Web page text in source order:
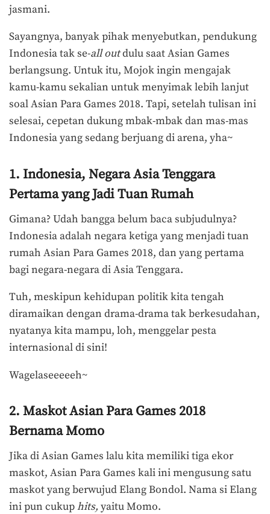
jasmani.
Sayangnya, banyak pihak menyebutkan, pendukung
Indonesia tak se-all outdulu saat Asian Games
berlangsung. Untuk itu, Mojok ingin mengajak
kamu-kamu sekalian untuk menyimak lebih lanjut
soal Asian Para Games 2018. Tapi, setelah tulisan ini
selesai, cepetan dukung mbak-mbak dan mas-mas
Indonesia yang sedang berjuang di arena, yha~
1. Indonesia, Negara Asia Tenggara
Pertama yang Jadi Tuan Rumah
Gimana? Udah bangga belum baca subjudulnya?
Indonesia adalah negara ketiga yang menjadi tuan
rumah Asian Para Games 2018, dan yang pertama
bagi negara-negara di Asia Tenggara.
Tuh, meskipun kehidupan politik kita tengah
diramaikan dengan drama-drama tak berkesudahan,
nyatanya kita mampu, loh, menggelar pesta
internasional di sini!
Wagelaseeeeeh~
2. Maskot Asian Para Games 2018
Bernama Momo
Jika di Asian Games lalu kita memiliki tiga ekor
maskot, Asian Para Games kali ini mengusung satu
maskot yang berwujud Elang Bondol. Nama si Elang
ini pun cukuphits, yaitu Momo.